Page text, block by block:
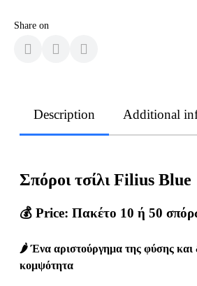
Share on
Description Additional
Σπόροι τσίλι Filius Blue
💰 Price: Πακέτο 10 ή 50
🌶️ Ένα αριστούργημα της φύσης και
κομψότητα